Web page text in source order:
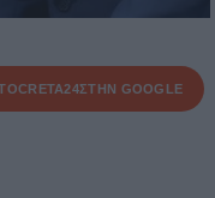
CRETA24ΣΤΗΝ GOOGLE